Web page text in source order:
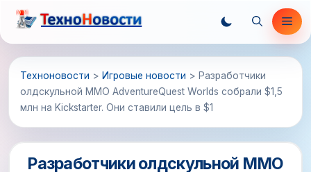
Перейти
содержимому
Техноновости > Игровые новости > Разработчики
олдскульной ММО AdventureQuest Worlds собрали $1,5
млн на Kickstarter. Они ставили цель в $1
Разработчики олдскульной ММО